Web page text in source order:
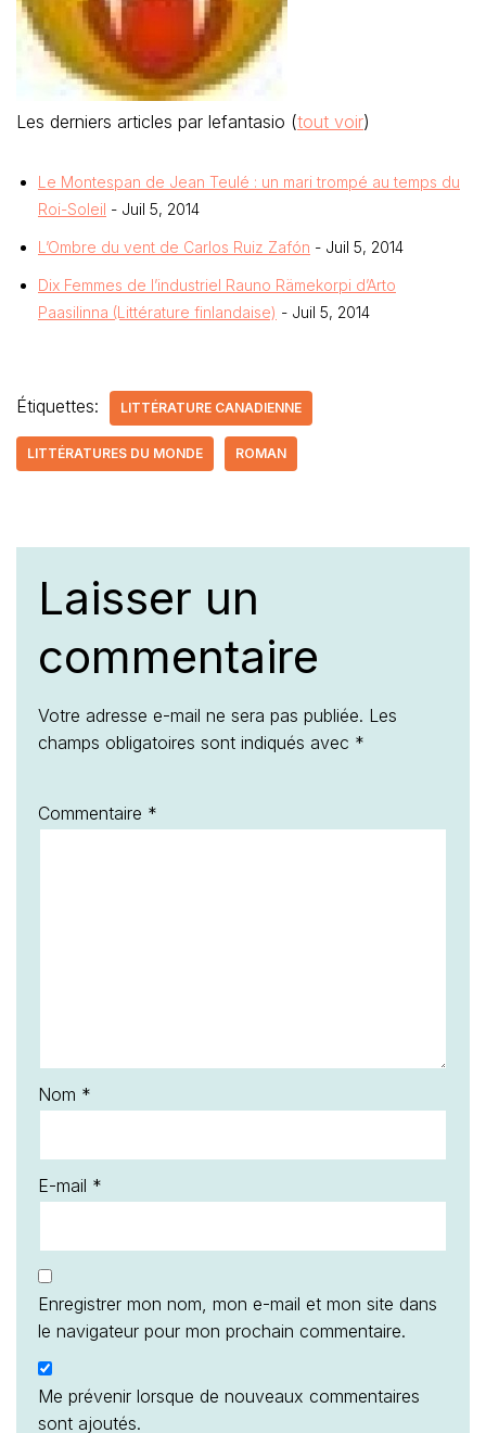
Les derniers articles par lefantasio (tout voir)
Le Montespan de Jean Teulé : un mari trompé au temps du
Roi-Soleil - Juil 5, 2014
L’Ombre du vent de Carlos Ruiz Zafón - Juil 5, 2014
Dix Femmes de l’industriel Rauno Rämekorpi d’Arto
Paasilinna (Littérature finlandaise) - Juil 5, 2014
Étiquettes: LITTÉRATURE CANADIENNE
LITTÉRATURES DU MONDE ROMAN
Laisser un
commentaire
Votre adresse e-mail ne sera pas publiée. Les
champs obligatoires sont indiqués avec *
Commentaire *
Nom *
E-mail *
Enregistrer mon nom, mon e-mail et mon site dans
le navigateur pour mon prochain commentaire.
Me prévenir lorsque de nouveaux commentaires
sont ajoutés.